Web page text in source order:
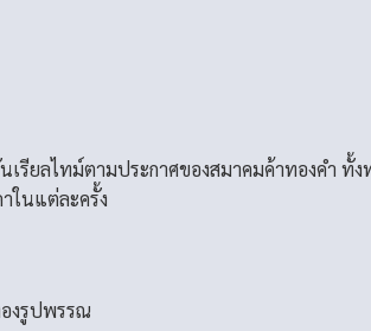
เรียลไทม์ตามประกาศของสมาคมค้าทองคำ
ในแต่ละครั้ง
งรูปพรรณ